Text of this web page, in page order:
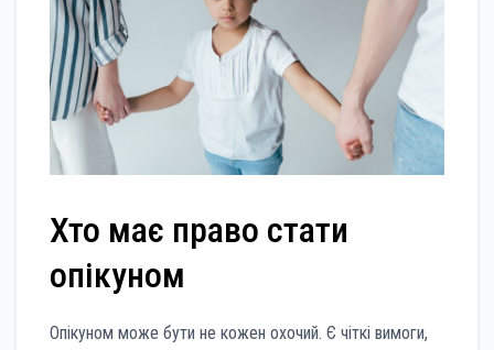
Хто має право стати
опікуном
Опікуном може бути не кожен охочий. Є чіткі вимоги,